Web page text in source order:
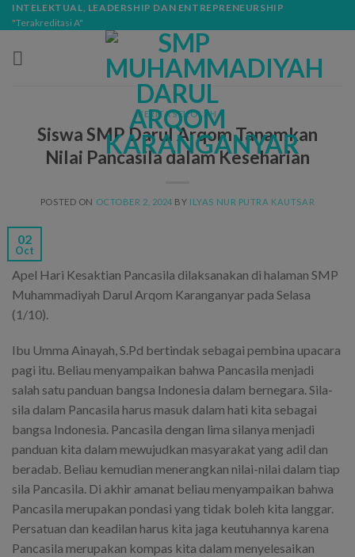
Skip
to
content
INTELEKTUAL, LEADERSHIP DAN ENTREPRENEURSHIP
"Terakreditasi A"
BERITA SEKOLAH
Siswa SMP Darul Arqom Tanamkan
Nilai Pancasila dalam Keseharian
POSTED ON OCTOBER 2, 2024 BY ILYAS NUR PUTRA KAUTSAR
02
Oct
Apel Hari Kesaktian Pancasila dilaksanakan di halaman SMP
Muhammadiyah Darul Arqom Karanganyar pada Selasa
(1/10).
Ibu Umma Ainayah, S.Pd bertindak sebagai pembina upacara
pagi itu. Beliau menyampaikan bahwa Pancasila menjadi
salah satu panduan bangsa Indonesia dalam bernegara. Sila-
sila dalam Pancasila harus masuk dalam hati kita sebagai
bangsa Indonesia. Pancasila dengan lima silanya menjadi
panduan kita dalam mewujudkan masyarakat yang adil dan
beradab. Beliau kemudian menerangkan nilai-nilai dalam tiap
sila Pancasila. Di akhir amanat beliau menyampaikan bahwa
Pancasila merupakan pondasi yang tidak boleh kita langgar.
Persatuan dan keadilan harus kita jaga keutuhannya karena
Pancasila merupakan kompas kita dalam menyelesaikan
modal-check